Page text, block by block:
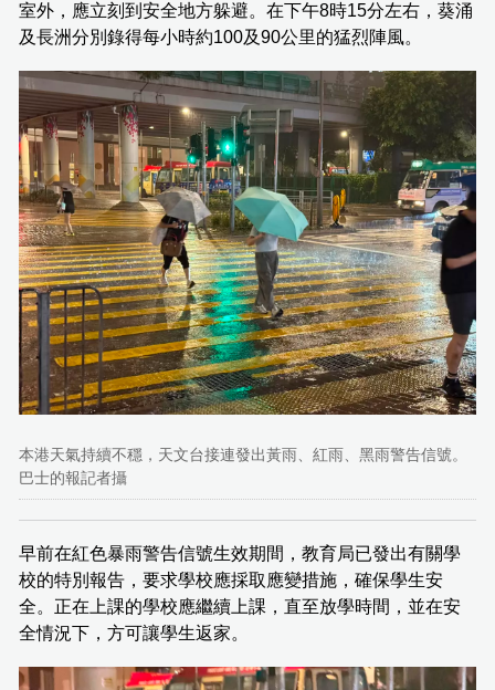
室外，應立刻到安全地方躲避。在下午8時15分左右，葵涌
及長洲分別錄得每小時約100及90公里的猛烈陣風。
本港天氣持續不穩，天文台接連發出黃雨、紅雨、黑雨警告信號。
巴士的報記者攝
早前在紅色暴雨警告信號生效期間，教育局已發出有關學
校的特別報告，要求學校應採取應變措施，確保學生安
全。正在上課的學校應繼續上課，直至放學時間，並在安
全情況下，方可讓學生返家。